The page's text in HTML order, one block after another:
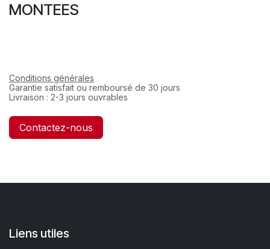
MONTEES
Conditions générales
Garantie satisfait ou remboursé de 30 jours
Livraison : 2-3 jours ouvrables
Contactez-nous
Liens utiles